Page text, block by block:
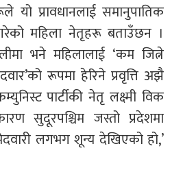
यो प्रावधानलाई समानुपातिक
महिला नेतृहरू बताउँछन ।
भने महिलालाई ‘कम जित्ने
रूपमा हेरिने प्रवृत्ति अझै
पार्टीकी नेतृ लक्ष्मी विक
सुदूरपश्चिम जस्तो प्रदेशमा
लगभग शून्य देखिएको हो,’